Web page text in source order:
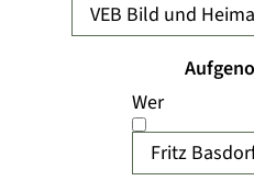
VEB Bild und
Wer
Fritz